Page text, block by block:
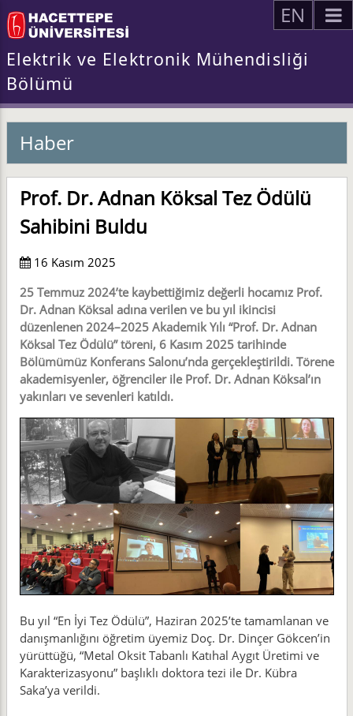
EN
Elektrik ve Elektronik Mühendisliği
Bölümü
Haber
Prof. Dr. Adnan Köksal Tez Ödülü
Sahibini Buldu
16 Kasım 2025
25 Temmuz 2024’te kaybettiğimiz değerli hocamız Prof.
Dr. Adnan Köksal adına verilen ve bu yıl ikincisi
düzenlenen 2024–2025 Akademik Yılı “Prof. Dr. Adnan
Köksal Tez Ödülü” töreni, 6 Kasım 2025 tarihinde
Bölümümüz Konferans Salonu’nda gerçekleştirildi. Törene
akademisyenler, öğrenciler ile Prof. Dr. Adnan Köksal’ın
yakınları ve sevenleri katıldı.
Bu yıl “En İyi Tez Ödülü”, Haziran 2025’te tamamlanan ve
danışmanlığını öğretim üyemiz Doç. Dr. Dinçer Gökcen’in
yürüttüğü, “Metal Oksit Tabanlı Katıhal Aygıt Üretimi ve
Karakterizasyonu” başlıklı doktora tezi ile Dr. Kübra
Saka’ya verildi.